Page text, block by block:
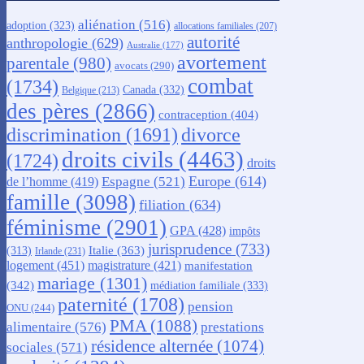
adoption (323) aliénation (516) allocations familiales (207)
anthropologie (629) Australie (177) autorité
parentale (980) avocats (290) avortement
(1734) Belgique (213) Canada (332) combat
des pères (2866) contraception (404)
discrimination (1691) divorce
(1724) droits civils (4463) droits
de l’homme (419) Espagne (521) Europe (614)
famille (3098) filiation (634)
féminisme (2901) GPA (428) impôts
(313) Irlande (231) Italie (363) jurisprudence (733)
logement (451) magistrature (421) manifestation
(342) mariage (1301) médiation familiale (333)
ONU (244) paternité (1708) pension
alimentaire (576) PMA (1088) prestations
sociales (571) résidence alternée (1074)